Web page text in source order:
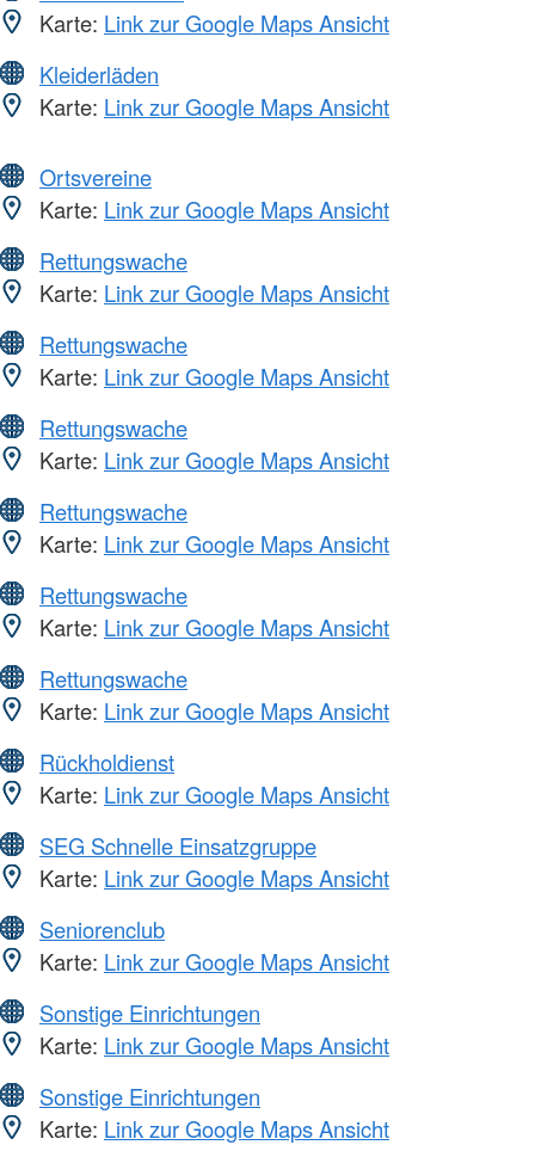
Karte: Link zur Google Maps Ansicht
Kleiderläden
Karte: Link zur Google Maps Ansicht
Ortsvereine
Karte: Link zur Google Maps Ansicht
Rettungswache
Karte: Link zur Google Maps Ansicht
Rettungswache
Karte: Link zur Google Maps Ansicht
Rettungswache
Karte: Link zur Google Maps Ansicht
Rettungswache
Karte: Link zur Google Maps Ansicht
Rettungswache
Karte: Link zur Google Maps Ansicht
Rettungswache
Karte: Link zur Google Maps Ansicht
Rückholdienst
Karte: Link zur Google Maps Ansicht
SEG Schnelle Einsatzgruppe
Karte: Link zur Google Maps Ansicht
Seniorenclub
Karte: Link zur Google Maps Ansicht
Sonstige Einrichtungen
Karte: Link zur Google Maps Ansicht
Sonstige Einrichtungen
Karte: Link zur Google Maps Ansicht